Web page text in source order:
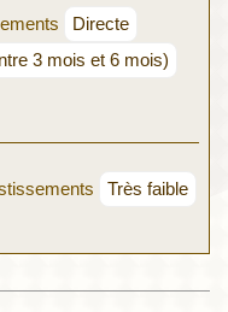
Directe
3 mois et 6 mois)
Très faible